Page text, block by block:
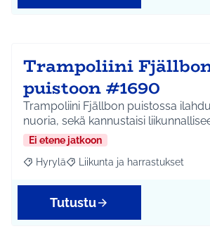
Trampoliini
puistoon #1690
Trampoliini Fjällbon puistossa
nuoria, sekä kannustaisi
Ei etene jatkoon
Rajaa tulokset aihepiirin mukaan: Hyrylä
Hyrylä Rajaa tulokset teeman
Liikunta ja harrastukset
Tutustu